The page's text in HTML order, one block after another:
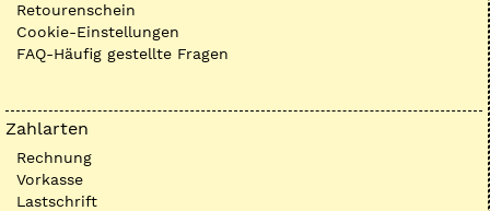
Retourenschein
Cookie-Einstellungen
FAQ-Häufig gestellte Fragen
Zahlarten
Rechnung
Vorkasse
Lastschrift